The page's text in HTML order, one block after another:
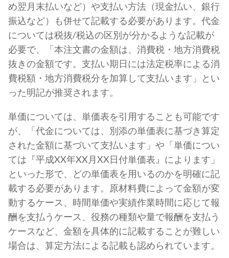
め翌月末払いなど）や支払い方法（現金払い、銀行
振込など）も併せて記載する必要があります。代金
については税抜/税込の区別が分かるような記載が
必要で、「本注文書の金額は、消費税・地方消費税
抜きの金額です。支払い期日には法定税率による消
費税額・地方消費税分を加算して支払います」とい
った明記が推奨されます。
単価については、単価表を引用することも可能です
が、「代金については、別添の単価表に基づき算定
された金額に基づいて支払います」や「単価につい
ては『平成XX年XX月XX日付単価表』によります」
といった形で、どの単価表を用いるのかを明確に記
載する必要があります。原材料費によって金額が変
動するケース、時間単価や実績作業時間に応じて報
酬を支払うケース、役務の種類や量で報酬を支払う
ケースなど、金額を具体的に記載することが難しい
場合は、算定方法による記載も認められています。